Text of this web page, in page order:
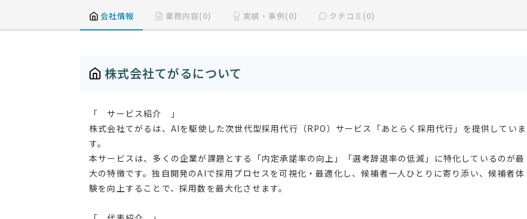
会社情報
業務内容(0) 実績・事例(0) クチコミ(0)
株式会社てがるについて
「 サービス紹介 」
株式会社てがるは、AIを駆使した次世代型採用代行（RPO）サービス「あとらく採用代行」を提供していま
す。
本サービスは、多くの企業が課題とする「内定承諾率の向上」「選考辞退率の低減」に特化しているのが最
大の特徴です。独自開発のAIで採用プロセスを可視化・最適化し、候補者一人ひとりに寄り添い、候補者体
験を向上することで、採用数を最大化させます。